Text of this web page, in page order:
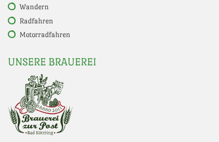
Wandern
Radfahren
Motorradfahren
UNSERE BRAUEREI